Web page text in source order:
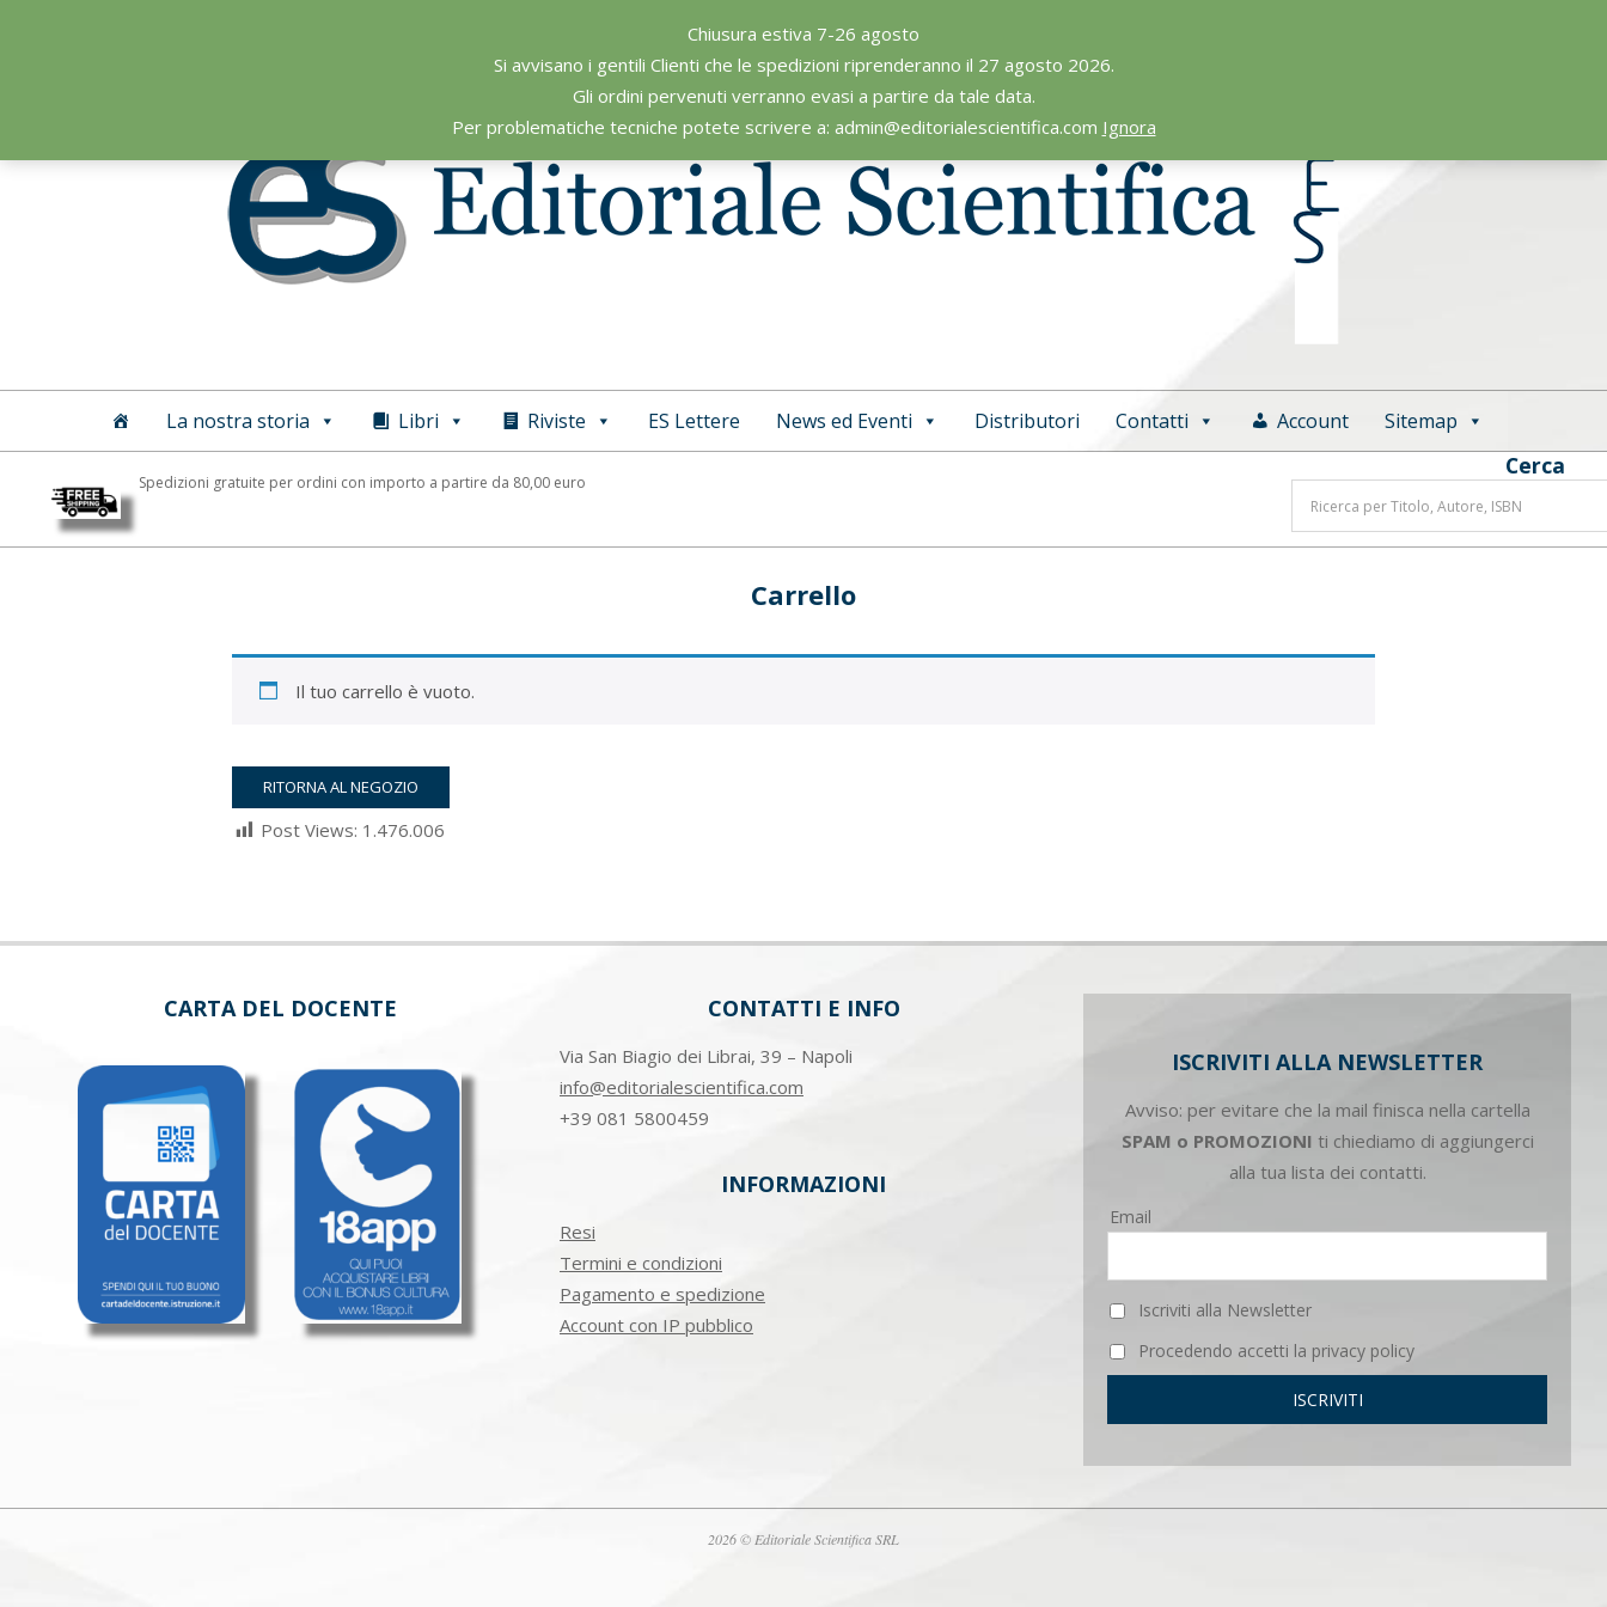
Chiusura estiva 7-26 agosto
Si avvisano i gentili Clienti che le spedizioni riprenderanno il 27 agosto 2026.
Gli ordini pervenuti verranno evasi a partire da tale data.
Per problematiche tecniche potete scrivere a: admin@editorialescientifica.com Ignora
Editoriale
Scientifica
Primary
La nostra storia Libri Riviste ES Lettere News ed Eventi Distributori Contatti Account Sitemap
Spedizioni gratuite per ordini con importo a partire da 80,00 euro
Cerca
Carrello
Il tuo carrello è vuoto.
RITORNA AL NEGOZIO
Post Views: 1.476.006
03-
CARTA DEL DOCENTE CONTATTI E INFO
Via San Biagio dei Librai, 39 – Napoli
info@editorialescientifica.com
+39 081 5800459
INFORMAZIONI
Resi
Termini e condizioni
Pagamento e spedizione
Account con IP pubblico
ISCRIVITI ALLA NEWSLETTER
Avviso: per evitare che la mail finisca nella cartella
SPAM o PROMOZIONI ti chiediamo di aggiungerci
alla tua lista dei contatti.
Email
Iscriviti alla Newsletter
Procedendo accetti la privacy policy
2026 © Editoriale Scientifica SRL